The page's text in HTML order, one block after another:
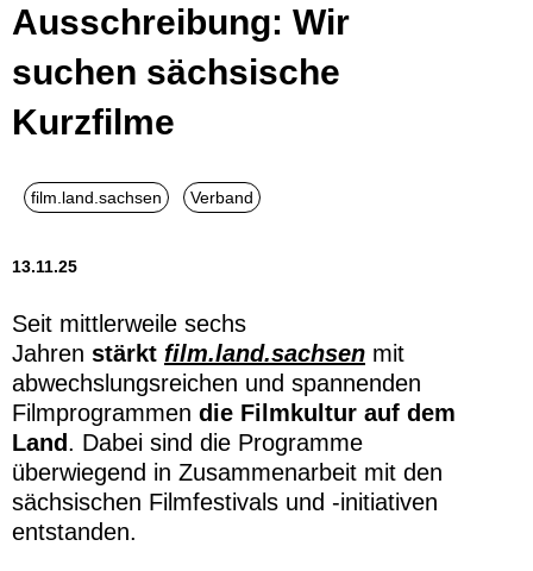
Ausschreibung: Wir
suchen sächsische
Kurzfilme
13.11.25
Seit mittlerweile sechs
Jahren stärkt film.land.sachsen mit
abwechslungsreichen und spannenden
Filmprogrammen die Filmkultur auf dem
Land. Dabei sind die Programme
überwiegend in Zusammenarbeit mit den
sächsischen Filmfestivals und -initiativen
entstanden.